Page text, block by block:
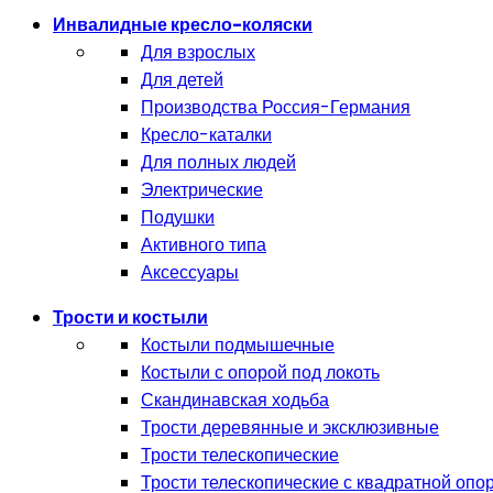
Инвалидные кресло-коляски
Для взрослых
Для детей
Производства Россия-Германия
Кресло-каталки
Для полных людей
Электрические
Подушки
Активного типа
Аксессуары
Трости и костыли
Костыли подмышечные
Костыли с опорой под локоть
Скандинавская ходьба
Трости деревянные и эксклюзивные
Трости телескопические
Трости телескопические с квадратной